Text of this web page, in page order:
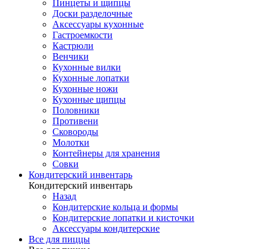
Пинцеты и щипцы
Доски разделочные
Аксессуары кухонные
Гастроемкости
Кастрюли
Венчики
Кухонные вилки
Кухонные лопатки
Кухонные ножи
Кухонные щипцы
Половники
Противени
Сковороды
Молотки
Контейнеры для хранения
Совки
Кондитерский инвентарь
Кондитерский инвентарь
Назад
Кондитерские кольца и формы
Кондитерские лопатки и кисточки
Аксессуары кондитерские
Все для пиццы